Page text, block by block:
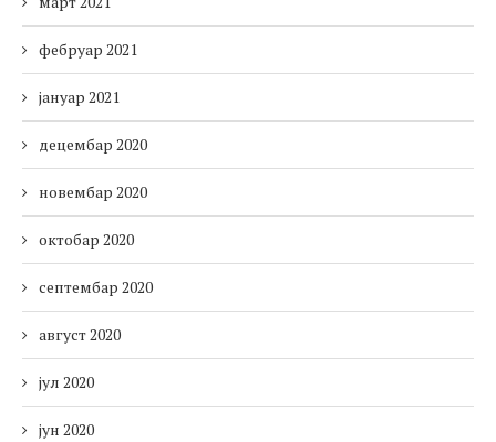
фебруар 2021
јануар 2021
децембар 2020
новембар 2020
октобар 2020
септембар 2020
август 2020
јул 2020
јун 2020